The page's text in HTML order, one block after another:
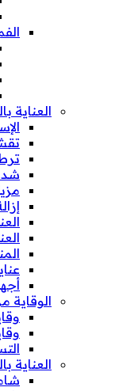
العناية
شد
العناية